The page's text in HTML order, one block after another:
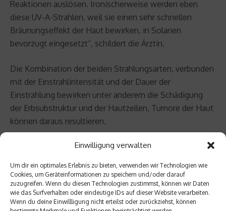
Einwilligung verwalten
Um dir ein optimales Erlebnis zu bieten, verwenden wir Technologien wie
Cookies, um Geräteinformationen zu speichern und/oder darauf
zuzugreifen. Wenn du diesen Technologien zustimmst, können wir Daten
wie das Surfverhalten oder eindeutige IDs auf dieser Website verarbeiten.
Wenn du deine Einwillligung nicht erteilst oder zurückziehst, können
Reaktionen auslösen. Ironischerweise werden eben
diese UV-A-Strahlen, weil sie einen sehr schnellen
Bräunungseffekt der Haut bewirken, in Solarien
bevorzugt eingesetzt“, schildert die Ärztin.
Die Kombination der beiden Strahlungsarten, verbunden
mit der Einstrahlintensität und der Dauer der
Einstrahlung bewirken unter anderem die Schädigung
der Erbsubstruktur und der Hautzellen, Tumore der Haut
können daraus resultieren.
Auch unsere Umwelt hat sich im Bezug auf die UV-
Bayerischen Landesamts für Umwelt ist seit 1968 die UV-
Strahlung um etwa 15 Prozent angestiegen. Diese
Entwicklung ist hauptsächlich auf den globalen